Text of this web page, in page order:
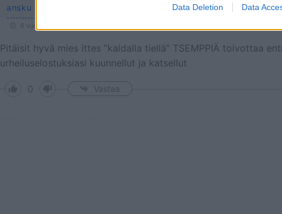
Data Deletion Data
ansku
6 vuotta sitten
Pitäisit hyvä mies ittes ”kaidalla tiellä” TSEMPPIÄ toivottaa
urheiluselostuksiasi kuunnellut ja katsellut
0 Vastaa